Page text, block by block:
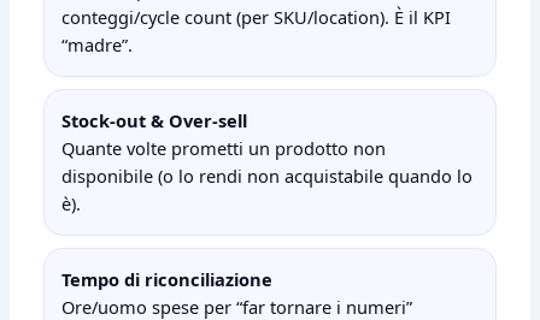
conteggi/cycle count (per SKU/location). È il KPI
“madre”.
Stock‑out & Over‑sell
Quante volte prometti un prodotto non
disponibile (o lo rendi non acquistabile quando lo
è).
Tempo di riconciliazione
Ore/uomo spese per “far tornare i numeri”